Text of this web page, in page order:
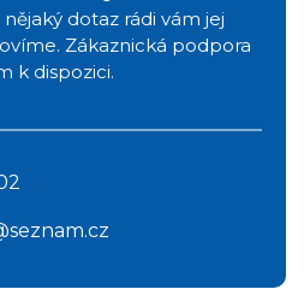
dotaz rádi vám jej
Zákaznická podpora
k dispozici.